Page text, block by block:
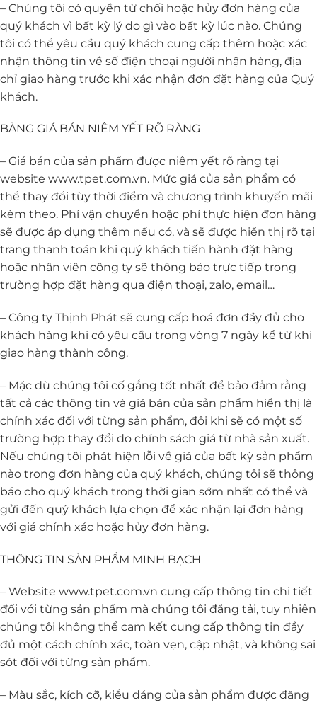
– Chúng tôi có quyền từ chối hoặc hủy đơn hàng của
quý khách vì bất kỳ lý do gì vào bất kỳ lúc nào. Chúng
tôi có thể yêu cầu quý khách cung cấp thêm hoặc xác
nhận thông tin về số điện thoại người nhận hàng, địa
chỉ giao hàng trước khi xác nhận đơn đặt hàng của Quý
khách.
BẢNG GIÁ BÁN NIÊM YẾT RÕ RÀNG
– Giá bán của sản phẩm được niêm yết rõ ràng tại
website www.tpet.com.vn. Mức giá của sản phẩm có
thể thay đổi tùy thời điểm và chương trình khuyến mãi
kèm theo. Phí vận chuyển hoặc phí thực hiện đơn hàng
sẽ được áp dụng thêm nếu có, và sẽ được hiển thị rõ tại
trang thanh toán khi quý khách tiến hành đặt hàng
hoặc nhân viên công ty sẽ thông báo trực tiếp trong
trường hợp đặt hàng qua điện thoại, zalo, email…
– Công ty Thịnh Phát sẽ cung cấp hoá đơn đầy đủ cho
khách hàng khi có yêu cầu trong vòng 7 ngày kể từ khi
giao hàng thành công.
– Mặc dù chúng tôi cố gắng tốt nhất để bảo đảm rằng
tất cả các thông tin và giá bán của sản phẩm hiển thị là
chính xác đối với từng sản phẩm, đôi khi sẽ có một số
trường hợp thay đổi do chính sách giá từ nhà sản xuất.
Nếu chúng tôi phát hiện lỗi về giá của bất kỳ sản phẩm
nào trong đơn hàng của quý khách, chúng tôi sẽ thông
báo cho quý khách trong thời gian sớm nhất có thể và
gửi đến quý khách lựa chọn để xác nhận lại đơn hàng
với giá chính xác hoặc hủy đơn hàng.
THÔNG TIN SẢN PHẨM MINH BẠCH
– Website www.tpet.com.vn cung cấp thông tin chi tiết
đối với từng sản phẩm mà chúng tôi đăng tải, tuy nhiên
chúng tôi không thể cam kết cung cấp thông tin đầy
đủ một cách chính xác, toàn vẹn, cập nhật, và không sai
sót đối với từng sản phẩm.
– Màu sắc, kích cỡ, kiểu dáng của sản phẩm được đăng